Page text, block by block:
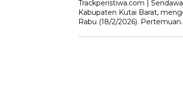
Trackperistiwa.com |
Kabupaten Kutai Barat,
Rabu (18/2/2026).